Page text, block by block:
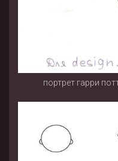
портрет гарри